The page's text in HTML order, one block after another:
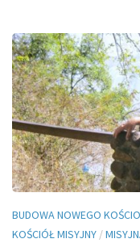
BUDOWA NOWEGO
KOŚCIÓŁ MISYJNY /